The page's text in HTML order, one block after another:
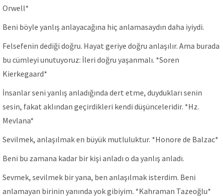
Orwell*
Beni böyle yanlış anlayacağına hiç anlamasaydın daha iyiydi.
Felsefenin dediği doğru. Hayat geriye doğru anlaşılır. Ama burada
bu cümleyi unutuyoruz: İleri doğru yaşanmalı. *Soren
Kierkegaard*
İnsanlar seni yanlış anladığında dert etme, duydukları senin
sesin, fakat aklından geçirdikleri kendi düşünceleridir. *Hz.
Mevlana*
Sevilmek, anlaşılmak en büyük mutluluktur. *Honore de Balzac*
Beni bu zamana kadar bir kişi anladı o da yanlış anladı.
Sevmek, sevilmek bir yana, ben anlaşılmak isterdim. Beni
anlamayan birinin yanında yok gibiyim. *Kahraman Tazeoğlu*